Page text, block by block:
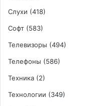
Слухи (418)
Софт (583)
Телевизоры (494)
Телефоны (586)
Техника (2)
Технологии (349)